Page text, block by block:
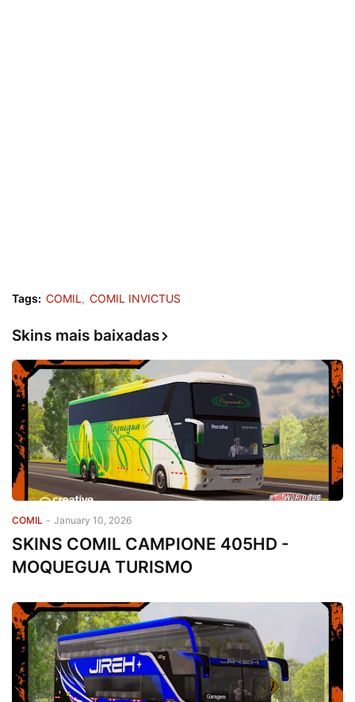
Tags: COMIL COMIL INVICTUS
Skins mais baixadas
COMIL - January 10, 2026
SKINS COMIL CAMPIONE 405HD -
MOQUEGUA TURISMO